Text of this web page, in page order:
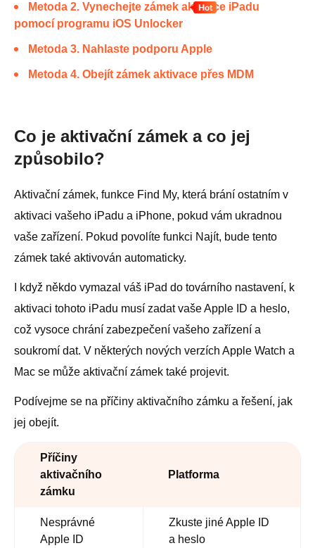
Metoda 2. Vynechejte zámek aktivace iPadu
pomocí programu iOS Unlocker
Metoda 3. Nahlaste podporu Apple
Metoda 4. Obejít zámek aktivace přes MDM
Co je aktivační zámek a co jej
způsobilo?
Aktivační zámek, funkce Find My, která brání ostatním v
aktivaci vašeho iPadu a iPhone, pokud vám ukradnou
vaše zařízení. Pokud povolíte funkci Najít, bude tento
zámek také aktivován automaticky.
I když někdo vymazal váš iPad do továrního nastavení, k
aktivaci tohoto iPadu musí zadat vaše Apple ID a heslo,
což vysoce chrání zabezpečení vašeho zařízení a
soukromí dat. V některých nových verzích Apple Watch a
Mac se může aktivační zámek také projevit.
Podívejme se na příčiny aktivačního zámku a řešení, jak
jej obejít.
Příčiny
aktivačního
zámku
Platforma
Nesprávné
Apple ID
Zkuste jiné Apple ID
a heslo